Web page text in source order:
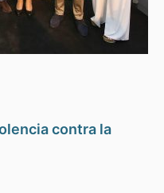
contra la